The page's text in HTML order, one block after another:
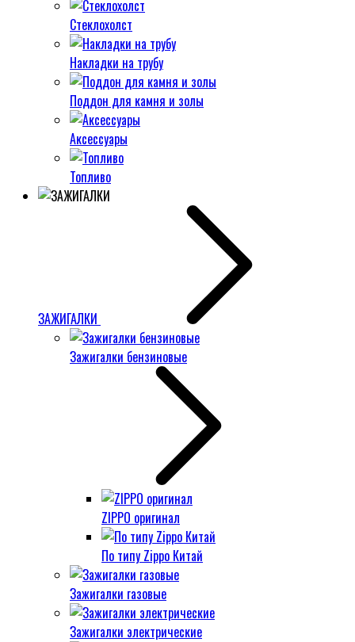
Стеклохолст
Накладки на трубу
Поддон для камня и золы
Аксессуары
Топливо
ЗАЖИГАЛКИ
Зажигалки бензиновые
ZIPPO оригинал
По типу Zippo Китай
Зажигалки газовые
Зажигалки электрические